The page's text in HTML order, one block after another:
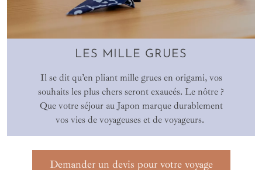
LES MILLE GRUES
Il se dit qu’en pliant mille grues en origami, vos
souhaits les plus chers seront exaucés. Le nôtre ?
Que votre séjour au Japon marque durablement
vos vies de voyageuses et de voyageurs.
Demander un devis pour votre voyage